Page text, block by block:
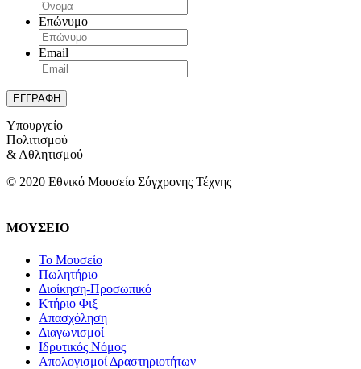
Επώνυμο
Email
Υπουργείο
Πολιτισμού
& Αθλητισμού
© 2020 Εθνικό Μουσείο Σύγχρονης Τέχνης
ΜΟΥΣΕΙΟ
Το Μουσείο
Πωλητήριο
Διοίκηση-Προσωπικό
Κτήριο Φιξ
Απασχόληση
Διαγωνισμοί
Ιδρυτικός Νόμος
Απολογισμοί Δραστηριοτήτων